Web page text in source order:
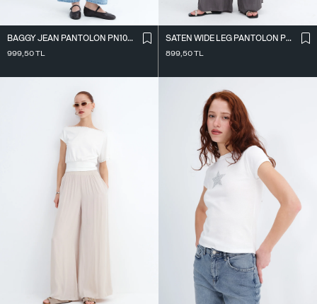
BAGGY JEAN PANTOLON PN10027
999,50TL
SATEN WIDE LEG PANTOLON PN17298
899,50TL